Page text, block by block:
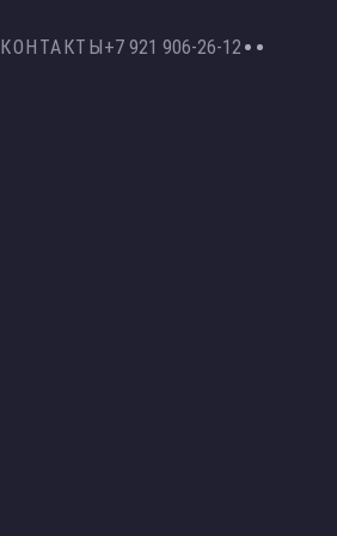
КОНТАКТЫ+7 921 906-26-12